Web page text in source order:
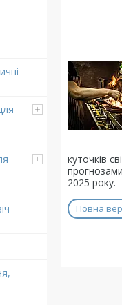
куточків
2025 року.
Повна